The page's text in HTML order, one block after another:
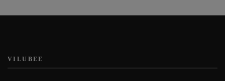
VILUBEE